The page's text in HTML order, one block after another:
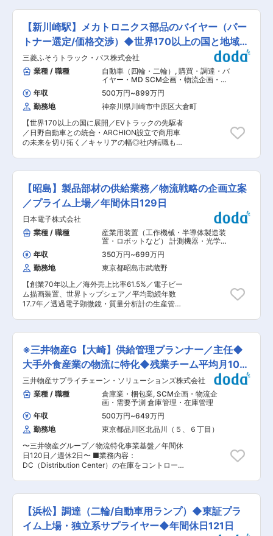
商品を体感できる機会の提供にも注力していま
す。 ■ビジネスモデル「IP軸戦略」： 「IP軸戦
略」とは、IPの世界観や特性を生かした商品・サ
ービスを“最適な出口”としてさまざまな事業を展
開し、 お客さまに求められる“最適なタイミン
グ”で、世界中の国と地域に向けてお届けするこ
とでIPの価値を最大化するビジネスモデルです。
バンダイ・BANDAI SPIRITSでは、IP・商品・サ
ービスを通して世界中のファンがつながることを
目指し、 アニメ・マンガ・ゲーム・芸能・ファン
シーなどの豊富なIPを幅広い事業でグローバルに
展開しています。 ■出向先の情報： ・企業名：
株式会社BANDAI SPIRITS ・勤務地：東京都港区
・形態：在籍出向 ・事業内容：プラモデル、フィ
ギュア・ロボット、一番くじ、アミューズメント
ご入社後、ジョブローテーション制度により、 会
社が指定する部門・業務に変更となる場合がござ
います。
られない資材）を切らさず供給するチームです。
賞味期限内に在庫を消化させる仕事になります。
DC（Distribution Center）は全国に14か所あ
り、DC毎に担当者が決まっています。 ■主な職
務内容： ・業務手順に基づいた需給業務の遂行
・他チームと連携した業務の遂行 ・品目ごと/サ
プライヤーごとに設定されたリードタイムに基づ
いた発注の作成 ・賞味期限を確認し、店舗納品期
限内で消化できる発注計画の作成 ・品目ごと／
DC毎の入庫制約に基づいた需給計画の策定 ・プ
ロモーションスケジュールやその他情報を確認及
び需給計画へ反映 ・予測変動に応じて入庫計画の
変更の実施 ・供給不足のリスクが発生した場合、
速やかにレポートラインの上長へ報告する ■1日
の流れ： 〇午前 データ更新 発注内容確認、変更
メール処理等 〇午後 新しく届いた予測に則りプ
けに原材料・資材の需要予測機能を提供し、ま
た、その予測に基づく国内外サプライヤーからの
調達を一貫して担っている会社です。 調達本部
は、需給管理／購買／調達／輸入等のサプライチ
ェーンを一気通貫で対応する部署となります。 お
取引先様の事業成長に伴い、日々チャレンジング
な事業環境ではありますが、当社が調達に関わっ
た製品が全国のお店に配架され、多くの消費者の
笑顔につながっていることを実感できる仕事で
す。 データドリブンな意思決定と物流機能の融合
にご興味をお持ちの方のご紹介を心よりお待ちし
ております。 変更の範囲：会社の定める業務
【新川崎駅】メカトロニクス部品のバイヤー（パー
トナー選定/価格交渉）◆世界170以上の国と地域に
展開
三菱ふそうトラック・バス株式会社
業種 / 職種
自動車（四輪・二輪） , 購買・調達・バ
イヤー・MD SCM企画・物流企画・需
要予測
年収 500万円~899万円
勤務地
神奈川県川崎市中原区大倉町
【世界170以上の国に展開／EVトラックの先駆者
／日野自動車との統合・ARCHION設立で商用車
の未来を切り拓く／キャリアの幅◎社内転職も可
うグローバル企業で、電気トラック「eCanter」
など環境対応車に注力しています。 世界170以上
の国と地域に製品を展開し、高い品質と技術力を
誇ります。ダイムラートラックグループの一員と
して、グローバルなネットワークと先進技術を活
かし、2026年には日野自動車との統合による新
会社設立を予定。持続可能な社会への貢献と次世
代モビリティの実現に向け、事業投資と技術革新
を推進しています。 ■業務内容： 架装バイヤー
として担当する架装種における、コスト低減活動
の立案・実施をお任せします。（主にバン・ウィ
ング・平ボディーを担当予定） ■業務詳細： ・
毎年の価格交渉をリードし、最適な価格契約とな
るよう、低減活動を実行 ・担当する架装種のマー
ケット情報の調査。 ・上記結果からの課題特定、
対策の立案・実行 ・SC(Sales Center)や架装メー
装物の受発注プロセス調査（法令および社内規定
に準じ実施） ・問題やリスク発生時の対策案の検
討、ロードマップ策定。 ■部門について： 原材
料・プレス部品・架装購買部ではトラック・バス
の生産に必要な部品・部材の購買業務を行ってお
り、主な業務として取引先の選定、価格の交渉、
各種購買契約の締結を担っています。 中長期的な
ビジョンを基に持って購買活動を行うことで品
質・供給・価格の全ての面で競争力を持ち合わせ
たパートナーを選定出来るよう努めています。 取
引先は国内のみでなく、海外の取引先も多数ある
為、語学力を活かしていただける環境です。 変更
の範囲：会社の定める業務
【昭島】製品部材の供給業務／物流戦略の企画立案
／プライム上場／年間休日129日
日本電子株式会社
業種 / 職種
産業用装置（工作機械・半導体製造装
置・ロボットなど） 計測機器・光学機
器・精密機器・分析機器
物流企画・需要予測 生産管理
年収 350万円~699万円
勤務地
東京都昭島市武蔵野
【創業70年以上／海外売上比率61.5%／電子ビー
ム描画装置、世界トップシェア／平均勤続年数
17.7年／透過電子顕微鏡・質量分析計の生産管理
出庫および配送業務及び倉庫管理業務をお任せし
ます。 具体的には、取引先から輸送されてきた部
材を当社の倉庫にて保管し、入出庫および配送業
務を行います。また、これらの業務を外部業者へ
委託する場合には、業務委託先の管理も行ってい
ただきます。 当社は複数の生産拠点を有している
ため、距離や効率性を考慮し、どの拠点に何を預
けるべきかを戦略的に判断し、物流戦略を立案す
ることが求められます。これにより、円滑な生産
活動を支えるとともに、最適な在庫管理と配送体
制を実現することを目指します。 フォークリフト
や4tトラックの免許をお持ちの方は部材の配送(倉
庫内/倉庫間)を行うことがあるためご活用いただ
けます。 ◆職務詳細 ・物流戦略の企画立案 ・生
産部材の入出庫管理及び倉庫、業務委託先の管理
業務 ・出庫部材の仕分・取り揃え・配送業務 ・
対応する、製品生産部材の物流戦略を企画立案す
る事ができます。 ・社内外の色々な方との関りが
ある業務なので、コミュニケーション能力や柔軟
※三井物産G【大崎】供給管理プランナー／主任◆
大手外食産業の物流に特化◆残業チーム平均月10時
間程
三井物産サプライチェーン・ソリューションズ株式会社
業種 / 職種
倉庫業・梱包業, SCM企画・物流企
画・需要予測 倉庫管理・在庫管理
年収
500万円~649万円
勤務地
東京都品川区北品川（５、６丁目）
〜三井物産グループ／物流特化事業基盤／年間休
日120日／週休2日〜 ■業務内容：
DC（Distribution Center）の在庫をコントロール
られない資材）を切らさず供給するチームです。
賞味期限内に在庫を消化させる仕事になります。
DC（Distribution Center）は全国に14か所あ
り、DC毎に担当者が決まっています。 ■主な職
務内容： ・業務手順に基づいた需給業務の遂行
【浜松】調達（二輪/自動車用ランプ）◆東証プラ
イム上場・独立系サプライヤー◆年間休日121日